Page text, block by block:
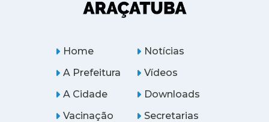
Home
A Prefeitura
A Cidade
Notícias
Vídeos
Downloads
Vacinação
Secretarias